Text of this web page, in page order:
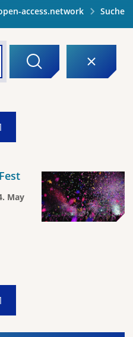
access.network Suche
May